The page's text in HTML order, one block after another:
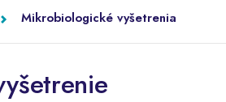
Mikrobiologické vyšetrenia